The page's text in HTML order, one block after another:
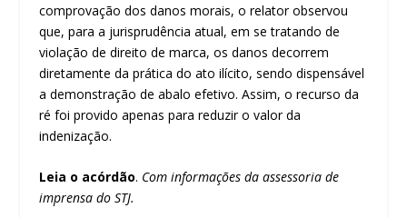
comprovação dos danos morais, o relator observou
que, para a jurisprudência atual, em se tratando de
violação de direito de marca, os danos decorrem
diretamente da prática do ato ilícito, sendo dispensável
a demonstração de abalo efetivo. Assim, o recurso da
ré foi provido apenas para reduzir o valor da
indenização.
Leia o acórdão. Com informações da assessoria de
imprensa do STJ.